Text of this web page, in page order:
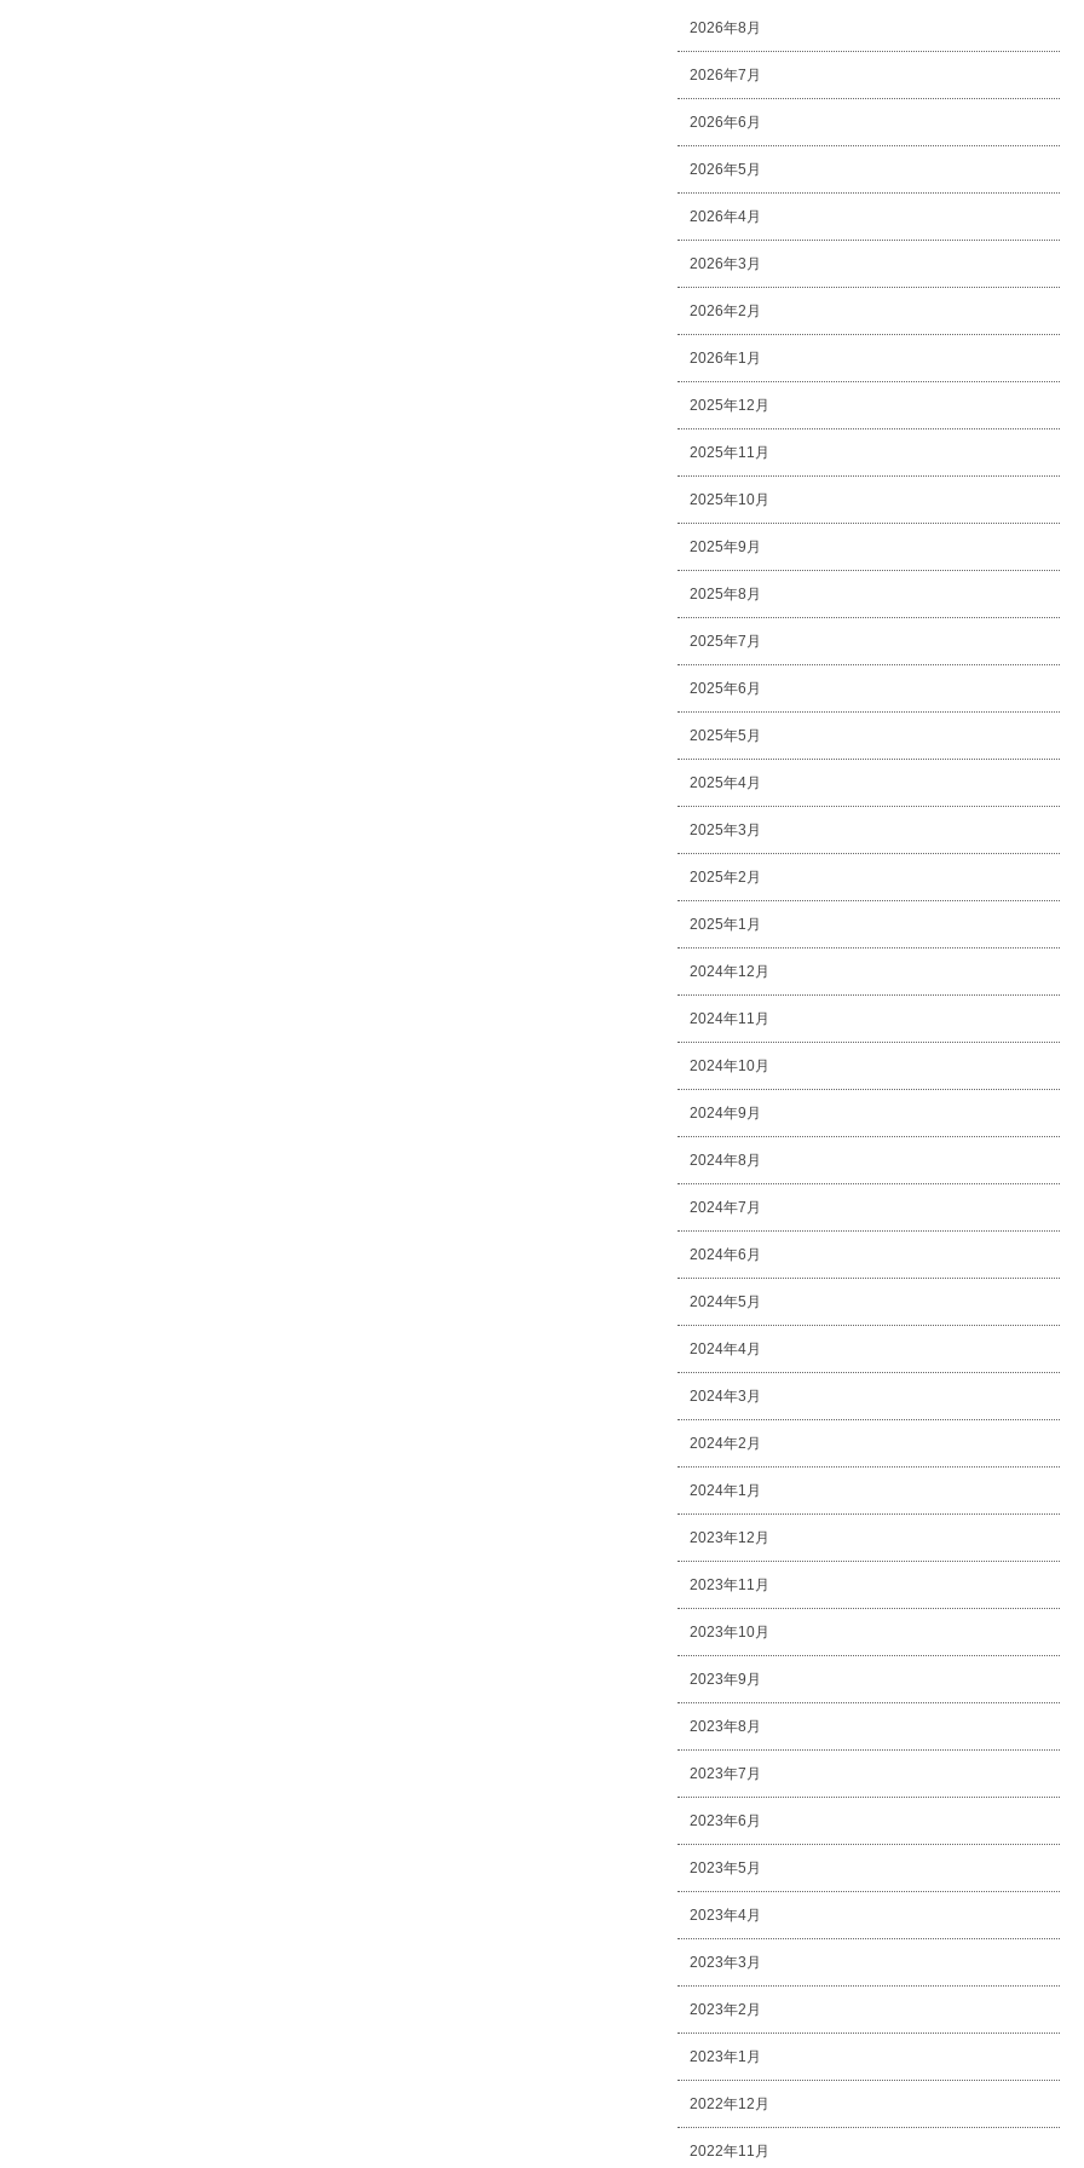
2026年8月
2026年7月
2026年6月
2026年5月
2026年4月
2026年3月
2026年2月
2026年1月
2025年12月
2025年11月
2025年10月
2025年9月
2025年8月
2025年7月
2025年6月
2025年5月
2025年4月
2025年3月
2025年2月
2025年1月
2024年12月
2024年11月
2024年10月
2024年9月
2024年8月
2024年7月
2024年6月
2024年5月
2024年4月
2024年3月
2024年2月
2024年1月
2023年12月
2023年11月
2023年10月
2023年9月
2023年8月
2023年7月
2023年6月
2023年5月
2023年4月
2023年3月
2023年2月
2023年1月
2022年12月
2022年11月